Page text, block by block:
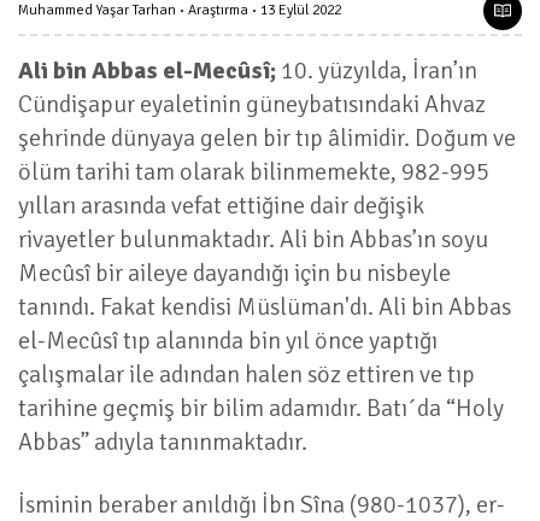
Muhammed Yaşar Tarhan Araştırma 13 Eylül 2022
Ali bin Abbas el-Mecûsî; 10. yüzyılda, İran’ın
Cündişapur eyaletinin güneybatısındaki Ahvaz
şehrinde dünyaya gelen bir tıp âlimidir. Doğum ve
ölüm tarihi tam olarak bilinmemekte, 982-995
yılları arasında vefat ettiğine dair değişik
rivayetler bulunmaktadır. Ali bin Abbas’ın soyu
Mecûsî bir aileye dayandığı için bu nisbeyle
tanındı. Fakat kendisi Müslüman'dı. Ali bin Abbas
el-Mecûsî tıp alanında bin yıl önce yaptığı
çalışmalar ile adından halen söz ettiren ve tıp
tarihine geçmiş bir bilim adamıdır. Batı´da “Holy
Abbas” adıyla tanınmaktadır.
İsminin beraber anıldığı İbn Sîna (980-1037), er-